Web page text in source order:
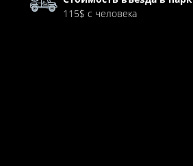
115$ с человека